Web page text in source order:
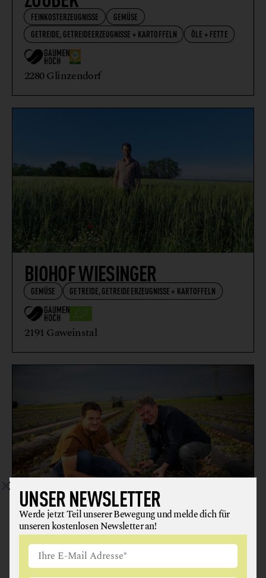
FEINKOSTERZEUGNISSE
GEMÜSE
GETREIDE, GETREIDEERZEUGNISSE + KARTOFFELN
ÖLE + FETTE
2280 Glinzendorf
BIOHOF WIESINGER
GEMÜSE GETREIDE, GETREIDEERZEUGNISSE + KARTOFFELN
2191 Gaweinstal
BIOHOF ANZBÖCK
GEMÜSE GETREIDE, GETREIDEERZEUGNISSE + KARTOFFELN
UNSER NEWSLETTER
Werde jetzt Teil unserer Bewegung und melde dich für
unseren kostenlosen Newsletter an!